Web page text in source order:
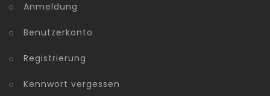
Anmeldung
Benutzerkonto
Registrierung
Kennwort vergessen